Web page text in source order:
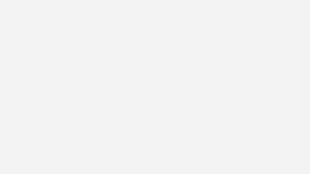
Zu hinterfragen ist jedoch, ob
Maße austreten, wie gerne zitiert
Die Zahlen des Verbands
(VDKF) zu den Leckageraten